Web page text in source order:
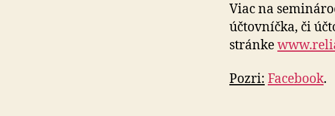
Viac na
účtovníčka, či
stránke
Pozri: Facebook.